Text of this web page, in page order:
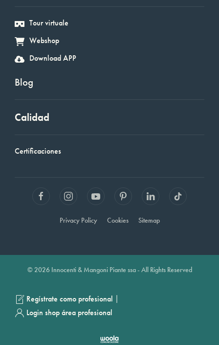
Tour virtuale
Webshop
Download APP
Blog
Calidad
Certificaciones
Privacy Policy Cookies Sitemap
© 2026 Innocenti & Mangoni Piante ssa - All Rights Reserved
Regístrate como profesional |
Login shop área profesional